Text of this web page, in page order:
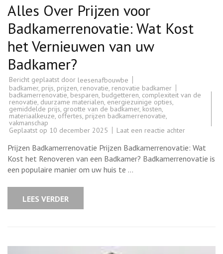
Alles Over Prijzen voor
Badkamerrenovatie: Wat Kost
het Vernieuwen van uw
Badkamer?
Bericht geplaatst door leesenafbouwbe
badkamer, prijs, prijzen, renovatie, renovatie badkamer
badkamerrenovatie, besparen, budgetteren, complexiteit van de
renovatie, duurzame materialen, energiezuinige opties,
gemiddelde prijs, grootte van de badkamer, kosten,
materiaalkeuze,offertes, prijzen badkamerrenovatie,
vakmanschap
Geplaatst op 10 december 2025 Laat een reactie achterop
Over
Prijzen
voor
Prijzen Badkamerrenovatie Prijzen Badkamerrenovatie: Wat
Kost het Renoveren van een Badkamer? Badkamerrenovatie is
een populaire manier om uw huis te …
LEES VERDER